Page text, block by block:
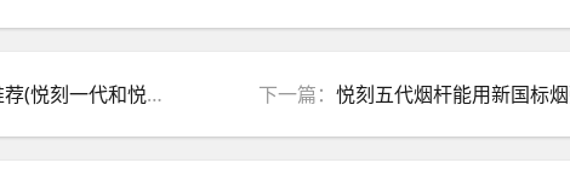
和悦刻二代有什么区别) 下一篇： 悦刻五代烟杆能用新国标烟弹吗(悦刻